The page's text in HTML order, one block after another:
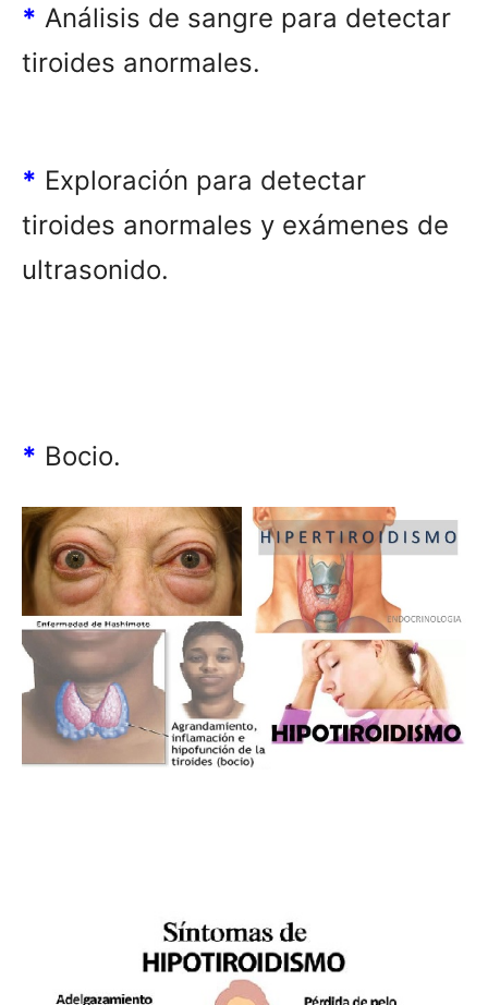
* Análisis de sangre para detectar
tiroides anormales.
* Exploración para detectar
tiroides anormales y exámenes de
ultrasonido.
* Bocio.